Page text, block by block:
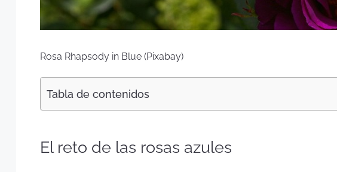
Rosa Rhapsody in Blue (Pixabay)
Tabla de contenidos
El reto de las rosas azules